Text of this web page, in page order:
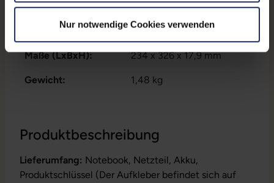
Nur notwendige Cookies verwenden
Produktbeschreibung
Lieferumfang: Notebook, Netzteil, Akku,
Produktschlüssel (Der Aufkleber befindet sich auf
GHz
GTIN/EAN: 9010362033326
Maße (LxBxH): 234 x 326 x 17,9 mm
Gewicht: 1,48 kg